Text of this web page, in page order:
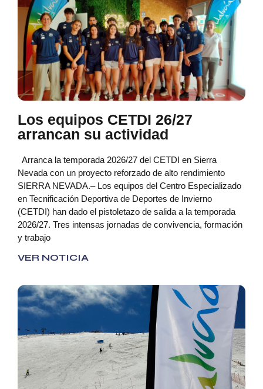
Los equipos CETDI 26/27
arrancan su actividad
Arranca la temporada 2026/27 del CETDI en Sierra
Nevada con un proyecto reforzado de alto rendimiento
SIERRA NEVADA.– Los equipos del Centro Especializado
en Tecnificación Deportiva de Deportes de Invierno
(CETDI) han dado el pistoletazo de salida a la temporada
2026/27. Tres intensas jornadas de convivencia, formación
y trabajo
VER NOTICIA